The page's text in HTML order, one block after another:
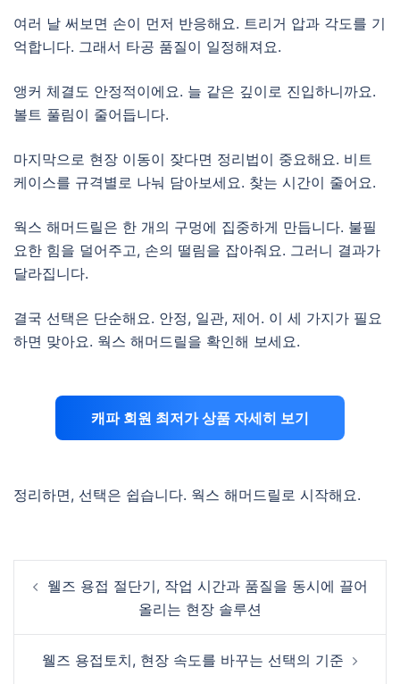
여러 날 써보면 손이 먼저 반응해요. 트리거 압과 각도를 기
억합니다. 그래서 타공 품질이 일정해져요.
앵커 체결도 안정적이에요. 늘 같은 깊이로 진입하니까요.
볼트 풀림이 줄어듭니다.
마지막으로 현장 이동이 잦다면 정리법이 중요해요. 비트
케이스를 규격별로 나눠 담아보세요. 찾는 시간이 줄어요.
웍스 해머드릴은 한 개의 구멍에 집중하게 만듭니다. 불필
요한 힘을 덜어주고, 손의 떨림을 잡아줘요. 그러니 결과가
달라집니다.
결국 선택은 단순해요. 안정, 일관, 제어. 이 세 가지가 필요
하면 맞아요. 웍스 해머드릴을 확인해 보세요.
캐파 회원 최저가 상품 자세히 보기
정리하면, 선택은 쉽습니다. 웍스 해머드릴로 시작해요.
navigation
웰즈 용접 절단기, 작업 시간과 품질을 동시에 끌어
올리는 현장 솔루션
웰즈 용접토치, 현장 속도를 바꾸는 선택의 기준